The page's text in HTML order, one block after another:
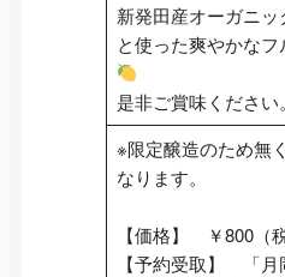
新発田産オーガニ
と使った爽やかな
是非ご賞味ください。
※限定醸造のため無
なります。
【価格】 ￥800（
【予約受取】 「